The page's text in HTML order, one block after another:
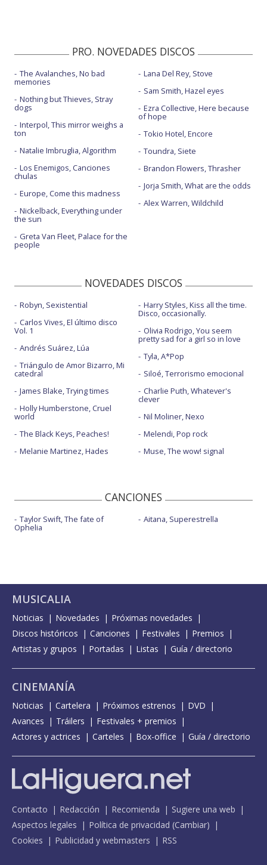
PRO. NOVEDADES DISCOS
The Avalanches, No bad
memories
Nothing but Thieves, Stray
dogs
Interpol, This mirror weighs a
ton
Natalie Imbruglia, Algorithm
Los Enemigos, Canciones
chulas
Europe, Come this madness
Nickelback, Everything under
the sun
Greta Van Fleet, Palace for the
people
Lana Del Rey, Stove
Sam Smith, Hazel eyes
Ezra Collective, Here because
of hope
Tokio Hotel, Encore
Toundra, Siete
Brandon Flowers, Thrasher
Jorja Smith, What are the odds
Alex Warren, Wildchild
NOVEDADES DISCOS
Robyn, Sexistential
Carlos Vives, El último disco
Vol. 1
Andrés Suárez, Lúa
Triángulo de Amor Bizarro, Mi
catedral
James Blake, Trying times
Holly Humberstone, Cruel
world
The Black Keys, Peaches!
Melanie Martinez, Hades
Harry Styles, Kiss all the time.
Disco, occasionally.
Olivia Rodrigo, You seem
pretty sad for a girl so in love
Tyla, A*Pop
Siloé, Terrorismo emocional
Charlie Puth, Whatever's
clever
Nil Moliner, Nexo
Melendi, Pop rock
Muse, The wow! signal
CANCIONES
Taylor Swift, The fate of
Ophelia
Aitana, Superestrella
MUSICALIA
Noticias Novedades
Próximas novedades
Discos históricos
Canciones Festivales
Premios
Artistas y grupos
Portadas Listas Guía / directorio
CINEMANÍA
Noticias Cartelera Próximos estrenos
DVD
Avances
Tráilers
Festivales + premios
Actores y actrices
Carteles Box-office Guía / directorio
Contacto Redacción Recomienda
Sugiere una web
Aspectos legales
Política de privacidad (Cambiar)
Cookies
Publicidad y webmasters RSS